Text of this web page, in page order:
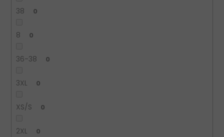
38 0
8 0
36-38 0
3XL 0
XS/S 0
2XL 0